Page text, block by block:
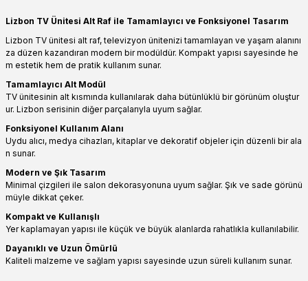
Lizbon TV Ünitesi Alt Raf ile Tamamlayıcı ve Fonksiyonel Tasarım
Lizbon TV ünitesi alt raf, televizyon ünitenizi tamamlayan ve yaşam alanını
za düzen kazandıran modern bir modüldür. Kompakt yapısı sayesinde he
m estetik hem de pratik kullanım sunar.
Tamamlayıcı Alt Modül
TV ünitesinin alt kısmında kullanılarak daha bütünlüklü bir görünüm oluştur
ur. Lizbon serisinin diğer parçalarıyla uyum sağlar.
Fonksiyonel Kullanım Alanı
Uydu alıcı, medya cihazları, kitaplar ve dekoratif objeler için düzenli bir ala
n sunar.
Modern ve Şık Tasarım
Minimal çizgileri ile salon dekorasyonuna uyum sağlar. Şık ve sade görünü
müyle dikkat çeker.
Kompakt ve Kullanışlı
Yer kaplamayan yapısı ile küçük ve büyük alanlarda rahatlıkla kullanılabilir.
Dayanıklı ve Uzun Ömürlü
Kaliteli malzeme ve sağlam yapısı sayesinde uzun süreli kullanım sunar.